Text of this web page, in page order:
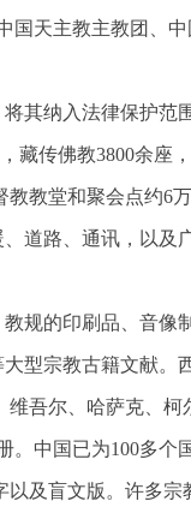
国天主教主教团、
其纳入法律保护范
藏传佛教3800余座
教堂和聚会点约6
道路、通讯，以及
规的印刷品、音像
型宗教古籍文献。
吾尔、哈萨克、
中国已为100多个
及盲文版。许多宗